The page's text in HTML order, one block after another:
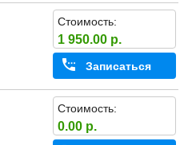
Стоимость:
1 950.00 р.
Записаться
Стоимость:
0.00 р.